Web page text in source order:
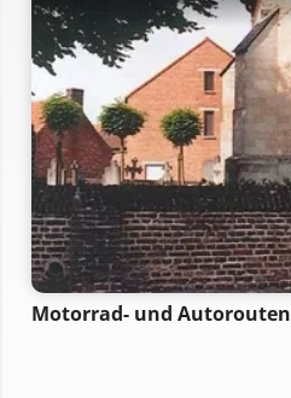
Motorrad- und Autorouten